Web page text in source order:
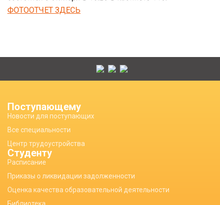
ФОТООТЧЕТ ЗДЕСЬ
Поступающему
Новости для поступающих
Все специальности
Центр трудоустройства
Студенту
Расписание
Приказы о ликвидации задолженности
Оценка качества образовательной деятельности